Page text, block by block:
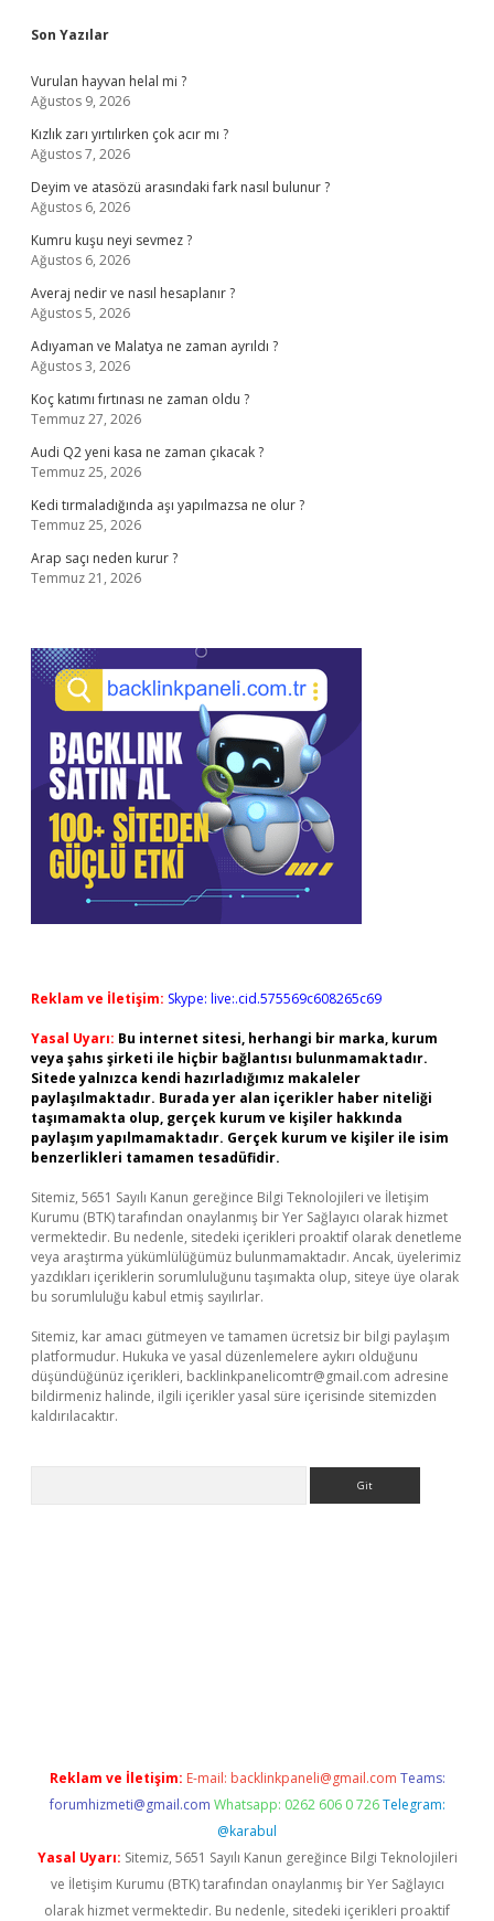
Sidebar
Son Yazılar
Vurulan hayvan helal mi ?
Ağustos 9, 2026
Kızlık zarı yırtılırken çok acır mı ?
Ağustos 7, 2026
Deyim ve atasözü arasındaki fark nasıl bulunur ?
Ağustos 6, 2026
Kumru kuşu neyi sevmez ?
Ağustos 6, 2026
Averaj nedir ve nasıl hesaplanır ?
Ağustos 5, 2026
Adıyaman ve Malatya ne zaman ayrıldı ?
Ağustos 3, 2026
Koç katımı fırtınası ne zaman oldu ?
Temmuz 27, 2026
Audi Q2 yeni kasa ne zaman çıkacak ?
Temmuz 25, 2026
Kedi tırmaladığında aşı yapılmazsa ne olur ?
Temmuz 25, 2026
Arap saçı neden kurur ?
Temmuz 21, 2026
Reklam ve İletişim: Skype: live:.cid.575569c608265c69
Yasal Uyarı: Bu internet sitesi, herhangi bir marka, kurum
veya şahıs şirketi ile hiçbir bağlantısı bulunmamaktadır.
Sitede yalnızca kendi hazırladığımız makaleler
paylaşılmaktadır. Burada yer alan içerikler haber niteliği
taşımamakta olup, gerçek kurum ve kişiler hakkında
paylaşım yapılmamaktadır. Gerçek kurum ve kişiler ile isim
benzerlikleri tamamen tesadüfidir.
Sitemiz, 5651 Sayılı Kanun gereğince Bilgi Teknolojileri ve İletişim
Kurumu (BTK) tarafından onaylanmış bir Yer Sağlayıcı olarak hizmet
vermektedir. Bu nedenle, sitedeki içerikleri proaktif olarak denetleme
veya araştırma yükümlülüğümüz bulunmamaktadır. Ancak, üyelerimiz
yazdıkları içeriklerin sorumluluğunu taşımakta olup, siteye üye olarak
bu sorumluluğu kabul etmiş sayılırlar.
Sitemiz, kar amacı gütmeyen ve tamamen ücretsiz bir bilgi paylaşım
platformudur. Hukuka ve yasal düzenlemelere aykırı olduğunu
düşündüğünüz içerikleri, backlinkpanelicomtr@gmail.com adresine
bildirmeniz halinde, ilgili içerikler yasal süre içerisinde sitemizden
kaldırılacaktır.
Reklam ve İletişim: E-mail: backlinkpaneli@gmail.com Teams:
forumhizmeti@gmail.com Whatsapp: 0262 606 0 726 Telegram:
@karabul
Yasal Uyarı: Sitemiz, 5651 Sayılı Kanun gereğince Bilgi Teknolojileri
ve İletişim Kurumu (BTK) tarafından onaylanmış bir Yer Sağlayıcı
olarak hizmet vermektedir. Bu nedenle, sitedeki içerikleri proaktif